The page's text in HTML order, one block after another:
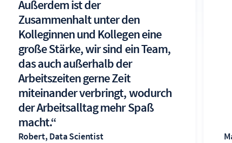
Außerdem ist der
Zusammenhalt unter den
Kolleginnen und Kollegen eine
große Stärke, wir sind ein Team,
das auch außerhalb der
Arbeitszeiten gerne Zeit
miteinander verbringt, wodurch
der Arbeitsalltag mehr Spaß
macht.“
Robert, Data Scientist